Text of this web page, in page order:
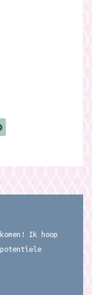
Ik hoop